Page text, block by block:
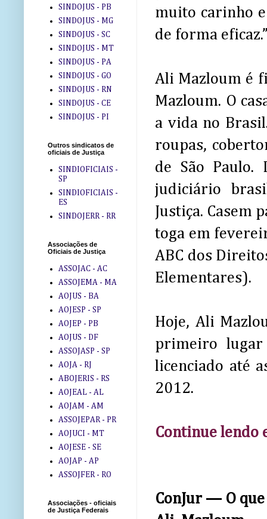
muito carinho
de forma
Ali Mazloum é
Mazloum. O
a vida no
roupas,
de São
judiciário
Justiça. Casem
toga em
ABC dos
Elementares).
Hoje, Ali
primeiro lugar
licenciado até
2012.
Continue lendo
ConJur — O
SINDOJUS - PB
SINDOJUS - MG
SINDOJUS - SC
SINDOJUS - MT
SINDOJUS - PA
SINDOJUS - GO
SINDOJUS - RN
SINDOJUS - CE
SINDOJUS - PI
Outros sindicatos de
oficiais de Justiça
SINDIOFICIAIS -
SP
SINDIOFICIAIS -
ES
SINDOJERR - RR
Associações de
Oficiais de Justiça
ASSOJAC - AC
ASSOJEMA - MA
AOJUS - BA
AOJESP - SP
AOJEP - PB
AOJUS - DF
ASSOJASP - SP
AOJA - RJ
ABOJERIS - RS
AOJEAL - AL
AOJAM - AM
ASSOJEPAR - PR
AOJUCI - MT
AOJESE - SE
AOJAP - AP
ASSOJFER - RO
Associações - oficiais
de Justiça Federais